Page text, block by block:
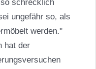
schrecklich
ungefähr so, als
werden."
hat der